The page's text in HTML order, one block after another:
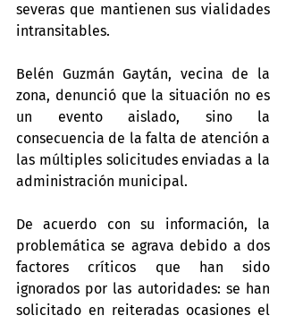
severas que mantienen sus vialidades
intransitables.
Belén Guzmán Gaytán, vecina de la
zona, denunció que la situación no es
un evento aislado, sino la
consecuencia de la falta de atención a
las múltiples solicitudes enviadas a la
administración municipal.
De acuerdo con su información, la
problemática se agrava debido a dos
factores críticos que han sido
ignorados por las autoridades: se han
solicitado en reiteradas ocasiones el